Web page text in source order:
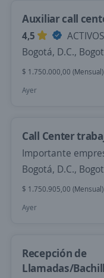
Auxiliar call
4,5
Bogotá, D.C.,
$ 1.750.000,00 (Mensual)
Ayer
Call Center
Importante
Bogotá, D.C.,
$ 1.750.905,00 (Mensual)
Ayer
Recepción de
Llamadas/